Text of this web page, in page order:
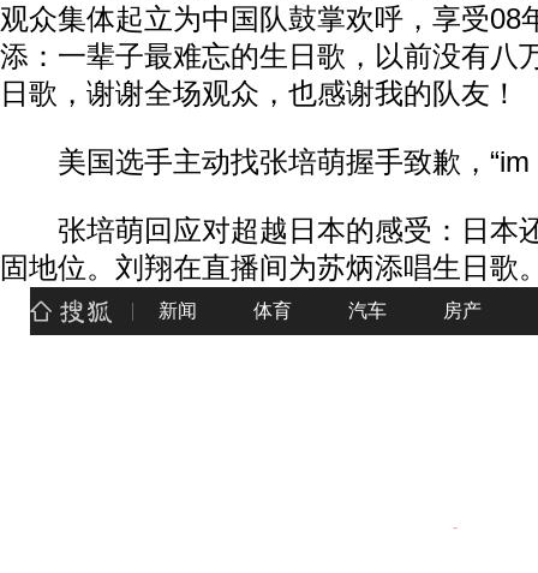
观众集体起立为中国队鼓掌欢呼，享受08
添：一辈子最难忘的生日歌，以前没有八
日歌，谢谢全场观众，也感谢我的队友！
美国选手主动找张培萌握手致歉，“im
张培萌回应对超越日本的感受：日本
固地位。刘翔在直播间为苏炳添唱生日歌